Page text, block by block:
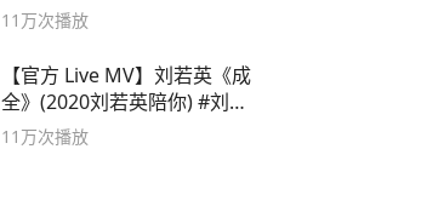
11万次播放
【官方 Live MV】刘若英《成
全》(2020刘若英陪你) #刘若
英 #成全
11万次播放